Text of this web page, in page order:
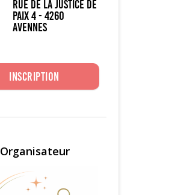
Rue de la Justice de
Paix 4 - 4260
Avennes
Inscription
Organisateur